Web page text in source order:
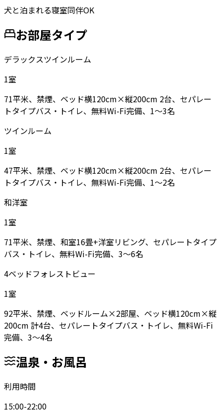
犬と泊まれる寝室同伴OK
お部屋タイプ
デラックスツインルーム
1室
71平米、禁煙、ベッド横120cm×縦200cm 2台、セパレー
トタイプバス・トイレ、無料Wi-Fi完備、1〜3名
ツインルーム
1室
47平米、禁煙、ベッド横120cm×縦200cm 2台、セパレー
トタイプバス・トイレ、無料Wi-Fi完備、1〜2名
和洋室
1室
71平米、禁煙、和室16畳+洋室リビング、セパレートタイプ
バス・トイレ、無料Wi-Fi完備、3〜6名
4ベッドフォレストビュー
1室
92平米、禁煙、ベッドルーム×2部屋、ベッド横120cm×縦
200cm 計4台、セパレートタイプバス・トイレ、無料Wi-Fi
完備、3〜4名
温泉・お風呂
利用時間
15:00-22:00